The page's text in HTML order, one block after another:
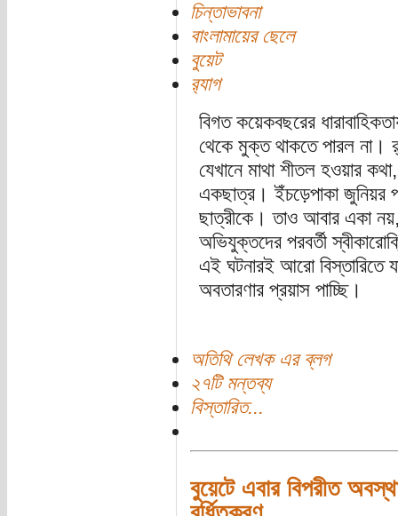
চিন্তাভাবনা
বাংলামায়ের ছেলে
বুয়েট
র‍্যাগ
বিগত কয়েকবছরের
থেকে মুক্ত থাকতে পারল না।
যেখানে মাথা শীতল হওয়ার
একছাত্র। ইঁচড়েপাকা জুনিয়র
ছাত্রীকে। তাও আবার একা
অভিযুক্তদের পরবর্তী
এই ঘটনারই আরো বিস্তারিতে
অবতারণার প্রয়াস পাচ্ছি।
অতিথি লেখক এর ব্লগ
২৭টি মন্তব্য
বিস্তারিত...
বুয়েটে এবার বিপরীত